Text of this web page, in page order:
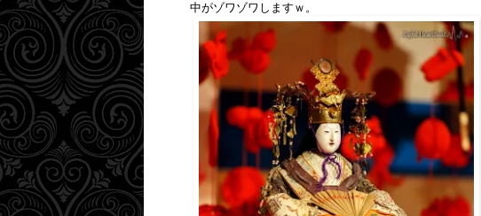
中がゾワゾワしますｗ。